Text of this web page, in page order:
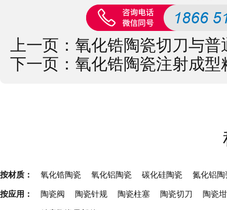
上一页： 氧化锆陶瓷切刀与
下一页： 氧化锆陶瓷注射成型
按材质： 氧化锆陶瓷 氧化铝陶瓷 碳化硅陶瓷 氮化铝陶
按应用： 陶瓷阀 陶瓷针规 陶瓷柱塞 陶瓷切刀 陶瓷